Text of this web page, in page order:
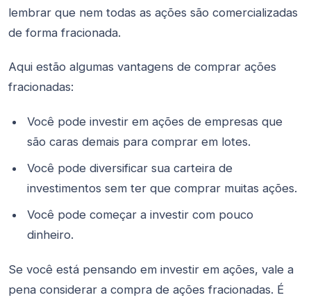
lembrar que nem todas as ações são comercializadas
de forma fracionada.
Aqui estão algumas vantagens de comprar ações
fracionadas:
Você pode investir em ações de empresas que
são caras demais para comprar em lotes.
Você pode diversificar sua carteira de
investimentos sem ter que comprar muitas ações.
Você pode começar a investir com pouco
dinheiro.
Se você está pensando em investir em ações, vale a
pena considerar a compra de ações fracionadas. É